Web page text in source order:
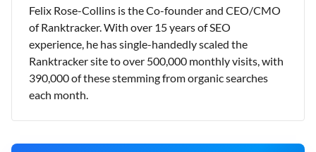
Felix Rose-Collins is the Co-founder and CEO/CMO
of Ranktracker. With over 15 years of SEO
experience, he has single-handedly scaled the
Ranktracker site to over 500,000 monthly visits, with
390,000 of these stemming from organic searches
each month.